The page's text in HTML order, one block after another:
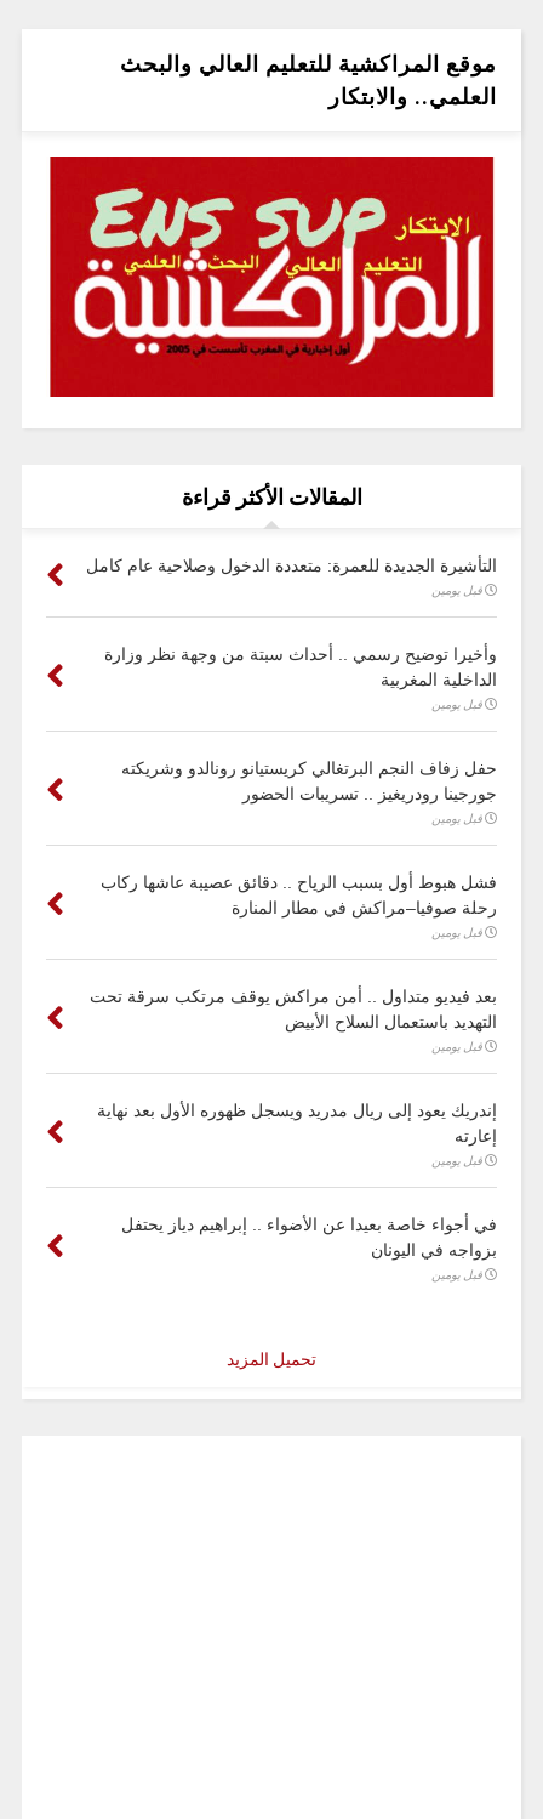
موقع المراكشية للتعليم العالي والبحث
العلمي.. والابتكار
المقالات الأكثر قراءة
التأشيرة الجديدة للعمرة: متعددة الدخول وصلاحية عام كامل
قبل يومين
وأخيرا توضيح رسمي .. أحداث سبتة من وجهة نظر وزارة
الداخلية المغربية
قبل يومين
حفل زفاف النجم البرتغالي كريستيانو رونالدو وشريكته
جورجينا رودريغيز .. تسريبات الحضور
قبل يومين
فشل هبوط أول بسبب الرياح .. دقائق عصيبة عاشها ركاب
رحلة صوفيا–مراكش في مطار المنارة
قبل يومين
بعد فيديو متداول .. أمن مراكش يوقف مرتكب سرقة تحت
التهديد باستعمال السلاح الأبيض
قبل يومين
إندريك يعود إلى ريال مدريد ويسجل ظهوره الأول بعد نهاية
إعارته
قبل يومين
في أجواء خاصة بعيدا عن الأضواء .. إبراهيم دياز يحتفل
بزواجه في اليونان
قبل يومين
تحميل المزيد